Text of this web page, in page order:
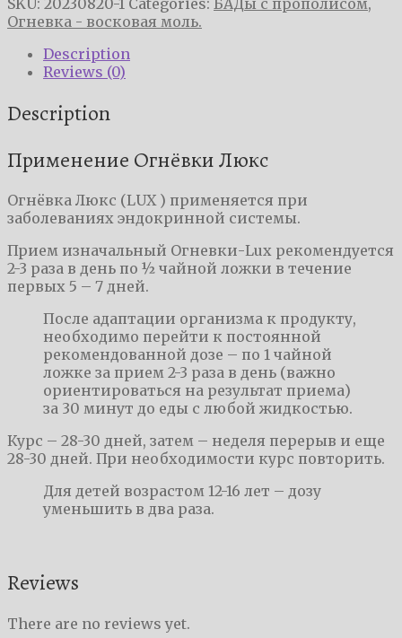
эндокринной
системы)
quantity
Огневка - восковая моль.
Description
Reviews (0)
Description
Применение Огнёвки Люкс
Огнёвка Люкс (LUX ) применяется при
заболеваниях эндокринной системы.
Прием изначальный Огневки-Lux рекомендуется
2-3 раза в день по ½ чайной ложки в течение
первых 5 – 7 дней.
После адаптации организма к продукту,
необходимо перейти к постоянной
рекомендованной дозе – по 1 чайной
ложке за прием 2-3 раза в день (важно
ориентироваться на результат приема)
за 30 минут до еды с любой жидкостью.
Курс – 28-30 дней, затем – неделя перерыв и еще
28-30 дней. При необходимости курс повторить.
Для детей возрастом 12-16 лет – дозу
уменьшить в два раза.
Reviews
There are no reviews yet.